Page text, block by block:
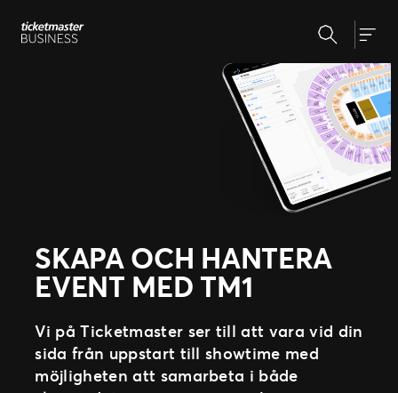
Hoppa
tillProdukter & lösningar
Våra kunder
Sök
SKAPA OCH HANTERA
EVENT MED TM1
Vi på Ticketmaster ser till att vara vid din
sida från uppstart till showtime med
möjligheten att samarbeta i både